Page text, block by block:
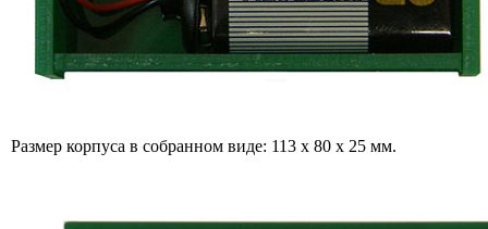
Размер корпуса в собранном виде: 113 х 80 х 25 мм.